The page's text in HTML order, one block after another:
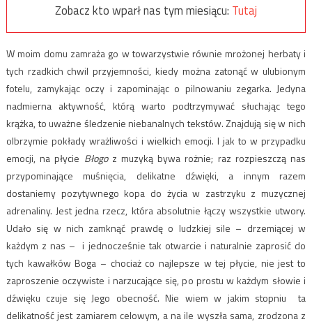
Zobacz kto wparł nas tym miesiącu: Tutaj
W moim domu zamraża go w towarzystwie równie mrożonej herbaty i
tych rzadkich chwil przyjemności, kiedy można zatonąć w ulubionym
fotelu, zamykając oczy i zapominając o pilnowaniu zegarka. Jedyna
nadmierna aktywność, którą warto podtrzymywać słuchając tego
krążka, to uważne śledzenie niebanalnych tekstów. Znajdują się w nich
olbrzymie pokłady wrażliwości i wielkich emocji. I jak to w przypadku
emocji, na płycie Błogoz muzyką bywa rożnie; raz rozpieszczą nas
przypominające muśnięcia, delikatne dźwięki, a innym razem
dostaniemy pozytywnego kopa do życia w zastrzyku z muzycznej
adrenaliny. Jest jedna rzecz, która absolutnie łączy wszystkie utwory.
Udało się w nich zamknąć prawdę o ludzkiej sile – drzemiącej w
każdym z nas – i jednocześnie tak otwarcie i naturalnie zaprosić do
tych kawałków Boga – chociaż co najlepsze w tej płycie, nie jest to
zaproszenie oczywiste i narzucające się, po prostu w każdym słowie i
dźwięku czuje się Jego obecność. Nie wiem w jakim stopniu ta
delikatność jest zamiarem celowym, a na ile wyszła sama, zrodzona z